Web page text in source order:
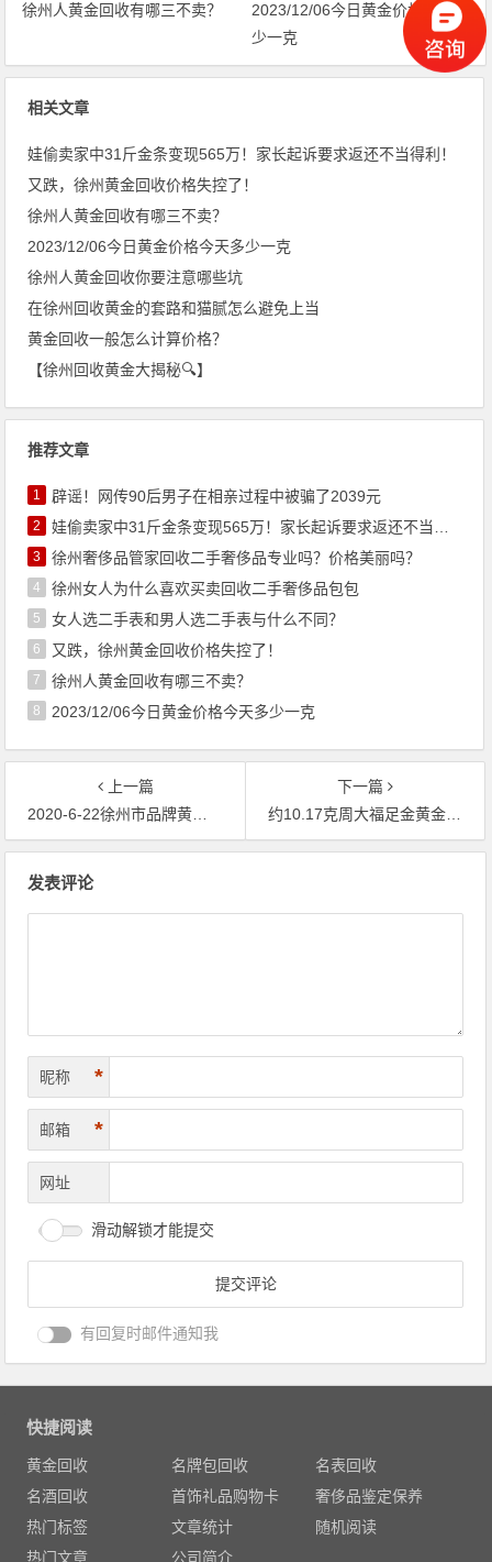
徐州人黄金回收有哪三不卖？
2023/12/06今日黄金价格今天多
少一克
相关文章
娃偷卖家中31斤金条变现565万！家长起诉要求返还不当得利！
又跌，徐州黄金回收价格失控了！
徐州人黄金回收有哪三不卖？
2023/12/06今日黄金价格今天多少一克
徐州人黄金回收你要注意哪些坑
在徐州回收黄金的套路和猫腻怎么避免上当
黄金回收一般怎么计算价格？
【徐州回收黄金大揭秘🔍】
推荐文章
1 辟谣！网传90后男子在相亲过程中被骗了2039元
2 娃偷卖家中31斤金条变现565万！家长起诉要求返还不当得利！
3 徐州奢侈品管家回收二手奢侈品专业吗？价格美丽吗？
4 徐州女人为什么喜欢买卖回收二手奢侈品包包
5 女人选二手表和男人选二手表与什么不同？
6 又跌，徐州黄金回收价格失控了！
7 徐州人黄金回收有哪三不卖？
8 2023/12/06今日黄金价格今天多少一克
上一篇
2020-6-22徐州市品牌黄金最新价格排行榜
下一篇
约10.17克周大福足金黄金戒指能典当回收价格分别多少钱
发表评论
昵称 *
邮箱 *
网址
滑动解锁才能提交
有回复时邮件通知我
快捷阅读
黄金回收 名牌包回收
名表回收
名酒回收
首饰礼品购物卡
奢侈品鉴定保养
热门标签
文章统计
随机阅读
热门文章
公司简介